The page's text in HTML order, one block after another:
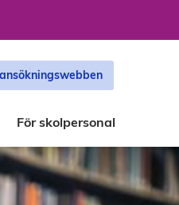
För skolpersonal